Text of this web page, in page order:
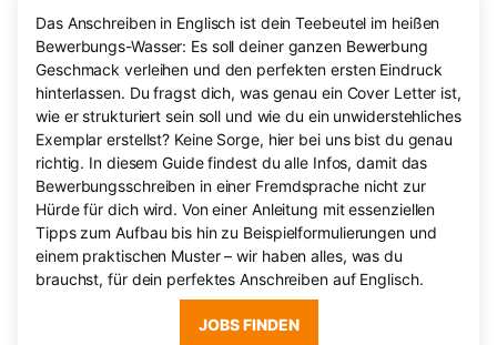
Das Anschreiben in Englisch ist dein Teebeutel im heißen
Bewerbungs-Wasser: Es soll deiner ganzen Bewerbung
Geschmack verleihen und den perfekten ersten Eindruck
hinterlassen. Du fragst dich, was genau ein Cover Letter ist,
wie er strukturiert sein soll und wie du ein unwiderstehliches
Exemplar erstellst? Keine Sorge, hier bei uns bist du genau
richtig. In diesem Guide findest du alle Infos, damit das
Bewerbungsschreiben in einer Fremdsprache nicht zur
Hürde für dich wird. Von einer Anleitung mit essenziellen
Tipps zum Aufbau bis hin zu Beispielformulierungen und
einem praktischen Muster – wir haben alles, was du
brauchst, für dein perfektes Anschreiben auf Englisch.
JOBS FINDEN